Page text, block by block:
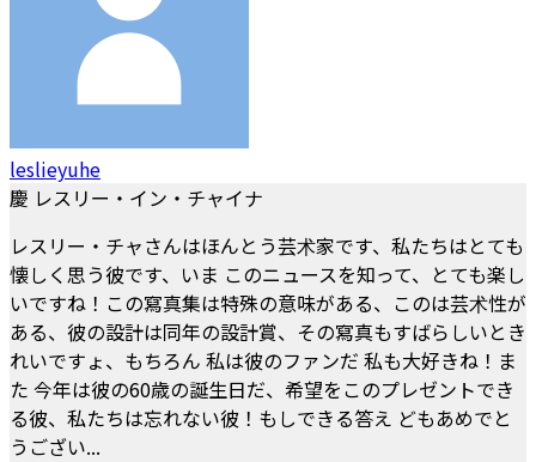
leslieyuhe
慶 レスリー・イン・チャイナ
レスリー・チャさんはほんとう芸术家です、私たちはとても
懐しく思う彼です、いま このニュースを知って、とても楽し
いですね！この寫真集は特殊の意味がある、このは芸术性が
ある、彼の設計は同年の設計賞、その寫真もすばらしいとき
れいですょ、もちろん 私は彼のファンだ 私も大好きね！ま
た 今年は彼の60歳の誕生日だ、希望をこのプレゼントでき
る彼、私たちは忘れない彼！もしできる答え どもあめでと
うござい...